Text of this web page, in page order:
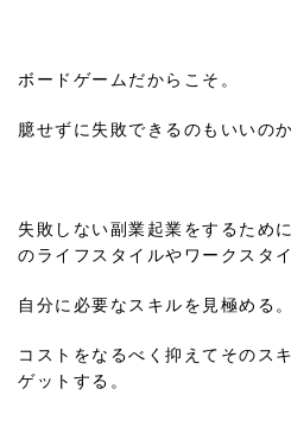
ボードゲームだからこそ。
臆せずに失敗できるのもいいの
失敗しない副業起業をするため
のライフスタイルやワークスタ
自分に必要なスキルを見極める。
コストをなるべく抑えてそのス
ゲットする。